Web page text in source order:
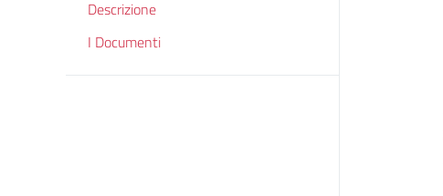
Descrizione
I Documenti